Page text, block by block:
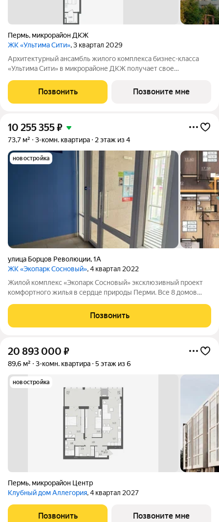
Пермь, микрорайон ДКЖ
ЖК «Ультима Сити», 3 квартал 2029
Архитектурный ансамбль жилого комплекса бизнес-класса
«Ультима Сити» в микрорайоне ДКЖ получает свое
воплощает в себе современные стандарты городского жилья,
сочетая технологичность, эстетику и
Позвонить Позвоните мне
10 255 355₽
73,7 м² 3-комн. квартира 2 этаж из 4
новостройка
улица Борцов Революции,1А
ЖК «Экопарк Сосновый», 4 квартал 2022
Жилой комплекс «Экопарк Сосновый» эксклюзивный проект
комфортного жилья в сердце природы Перми. Все 8 домов
современный урбанизм и первозданная красота природы.
Живописное расположение в
Позвонить
20 893 000 ₽
89,6 м² 3-комн. квартира 5 этаж из 6
новостройка
Пермь, микрорайон Центр
Клубный дом Аллегория, 4 квартал 2027
Позвонить Позвоните мне